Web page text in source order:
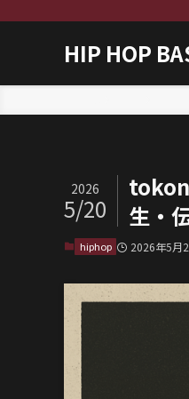
HIP HOP
生・
2026
5/20
hiphop 2026年5月